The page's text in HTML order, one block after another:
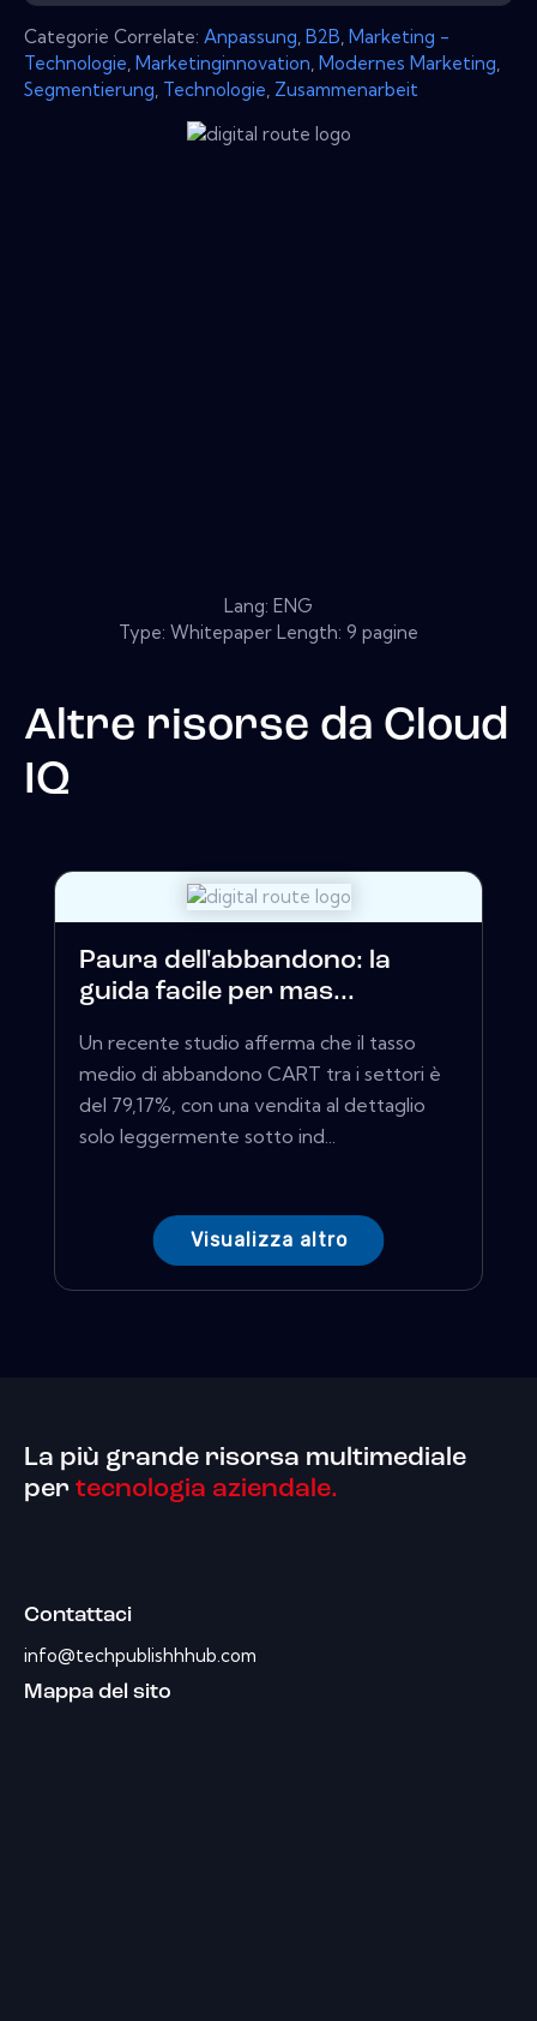
Categorie Correlate: Anpassung B2B Marketing -
Technologie Marketinginnovation Modernes Marketing
Segmentierung Technologie Zusammenarbeit
Lang: ENG
Type: Whitepaper Length: 9 pagine
Altre risorse da Cloud
IQ
Paura dell'abbandono: la
guida facile per mas...
Un recente studio afferma che il tasso
medio di abbandono CART tra i settori è
del 79,17%, con una vendita al dettaglio
solo leggermente sotto ind...
Visualizza altro
La più grande risorsa multimediale
per tecnologia aziendale.
Contattaci
info@techpublishhhub.com
Mappa del sito